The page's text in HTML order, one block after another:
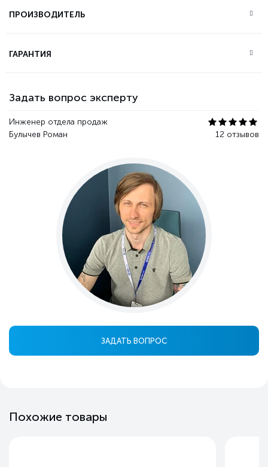
Задать вопрос эксперту
Инженер отдела продаж
Булычев Роман
12 отзывов
ЗАДАТЬ ВОПРОС
ПРОИЗВОДИТЕЛЬ
ГАРАНТИЯ
Похожие товары